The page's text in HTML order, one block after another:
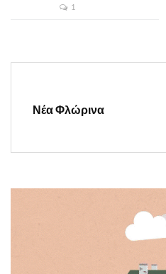
1
Νέα Φλώρινα